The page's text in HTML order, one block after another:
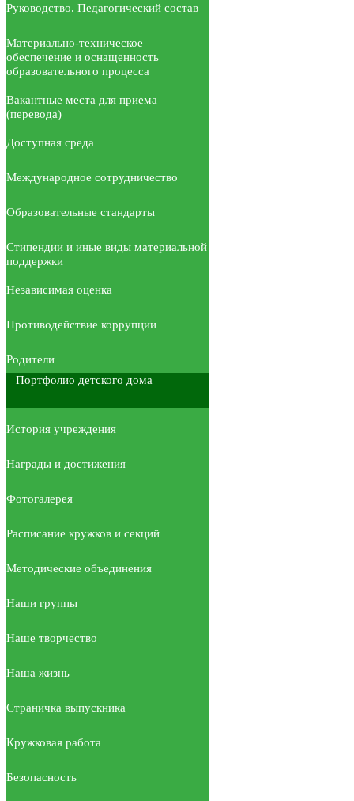
Руководство. Педагогический состав
Материально-техническое
обеспечение и оснащенность
образовательного процесса
Вакантные места для приема
(перевода)
Доступная среда
Международное сотрудничество
Образовательные стандарты
Стипендии и иные виды материальной
поддержки
Независимая оценка
Противодействие коррупции
Родители
Портфолио детского дома
История учреждения
Награды и достижения
Фотогалерея
Расписание кружков и секций
Методические объединения
Наши группы
Наше творчество
Наша жизнь
Страничка выпускника
Кружковая работа
Безопасность